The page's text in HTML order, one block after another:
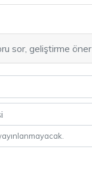
sor, geliştirme öner